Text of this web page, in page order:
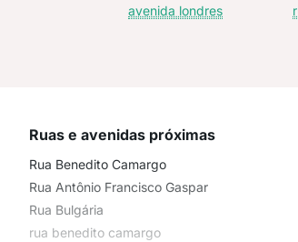
avenida londres
Ruas e avenidas próximas
Rua Benedito Camargo
Rua Antônio Francisco Gaspar
Rua Bulgária
rua benedito camargo